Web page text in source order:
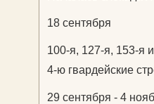
18 сентября
100-я, 127-я, 153-я
4-ю гвардейские
29 сентября - 4